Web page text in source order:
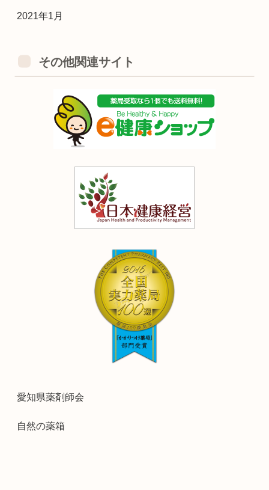
2021年1月
その他関連サイト
愛知県薬剤師会
自然の薬箱